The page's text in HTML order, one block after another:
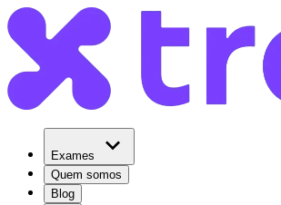
Exames
Quem somos
Blog